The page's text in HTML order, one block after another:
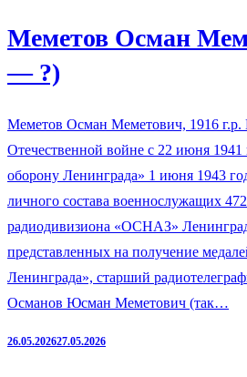
Меметов Осман
— ?)
Меметов Осман Меметович, 1916 г.р.
Отечественной войне с 22 июня 1941
оборону Ленинграда» 1 июня 1943
личного состава военнослужащих
радиодивизиона «ОСНАЗ»
представленных на получение
Ленинграда», старший
Османов Юсман Меметович (так…
26.05.202627.05.2026